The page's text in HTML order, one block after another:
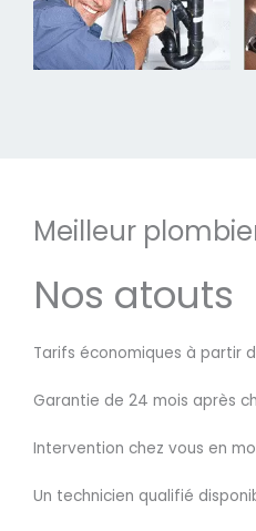
Meilleur
Nos atouts
Tarifs économiques à partir
Garantie de 24 mois après
Intervention chez vous en
Un technicien qualifié